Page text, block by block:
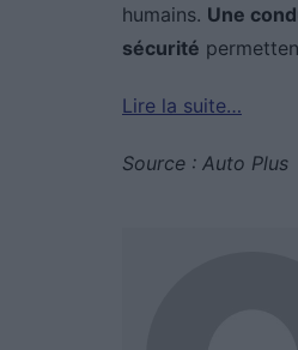
humains. Une
sécurité
Lire la suite…
Source : Auto Plus